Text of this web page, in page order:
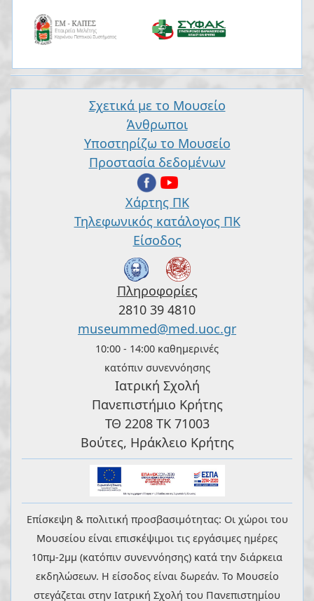
Σχετικά με το Μουσείο
Άνθρωποι
Υποστηρίζω το Μουσείο
Προστασία δεδομένων
Χάρτης ΠΚ
Τηλεφωνικός κατάλογος ΠΚ
Είσοδος
Πληροφορίες
2810 39 4810
museummed@med.uoc.gr
10:00 - 14:00 καθημερινές
κατόπιν συνεννόησης
Ιατρική Σχολή
Πανεπιστήμιο Κρήτης
ΤΘ 2208 ΤΚ 71003
Βούτες, Ηράκλειο Κρήτης
Επίσκεψη & πολιτική προσβασιμότητας: Οι χώροι του
Μουσείου είναι επισκέψιμοι τις εργάσιμες ημέρες
10πμ-2μμ (κατόπιν συνεννόησης) κατά την διάρκεια
εκδηλώσεων. Η είσοδος είναι δωρεάν. Το Μουσείο
στεγάζεται στην Ιατρική Σχολή του Πανεπιστημίου